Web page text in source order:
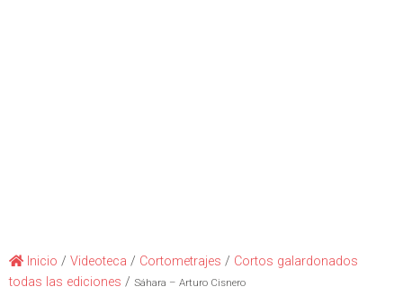
Inicio / Videoteca / Cortometrajes / Cortos galardonados
todas las ediciones / Sáhara – Arturo Cisnero